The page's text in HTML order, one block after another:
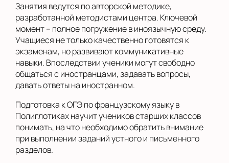
Занятия ведутся по авторской методике,
разработанной методистами центра. Ключевой
момент – полное погружение в иноязычную среду.
Учащиеся не только качественно готовятся к
экзаменам, но развивают коммуникативные
навыки. Впоследствии ученики могут свободно
общаться с иностранцами, задавать вопросы,
давать ответы на иностранном.
Подготовка к ОГЭ по французскому языку в
Полиглотиках научит учеников старших классов
понимать, на что необходимо обратить внимание
при выполнении заданий устного и письменного
разделов.